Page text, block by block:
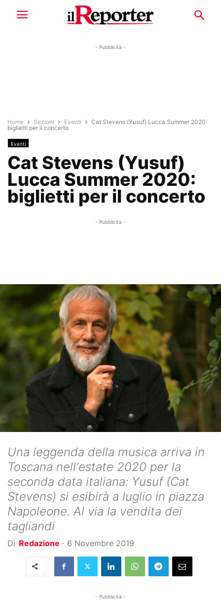
- Pubblicità -
Home Sezioni Eventi
Cat Stevens (Yusuf) Lucca Summer 2020:
biglietti per il concerto
Eventi
Cat Stevens (Yusuf)
Lucca Summer 2020:
biglietti per il concerto
- Pubblicità -
Una leggenda della musica arriva in
Toscana nell'estate 2020 per la
seconda data italiana: Yusuf (Cat
Stevens) si esibirà a luglio in piazza
Napoleone. Al via la vendita dei
tagliandi
Di Redazione - 6 Novembre 2019
- Pubblicità -